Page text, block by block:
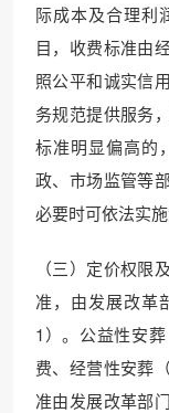
际成本及合理利
目，收费标准由
照公平和诚实信
务规范提供服务
标准明显偏高的
政、市场监管等
必要时可依法实
（三）定价权限
准，由发展改革
1）。公益性安
费、经营性安葬
准由发展改革部